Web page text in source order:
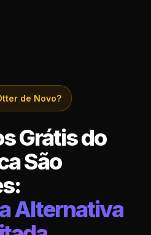
de Novo?
Grátis do
São
Alternativa